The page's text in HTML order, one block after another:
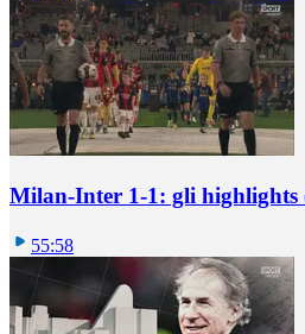
Milan-Inter 1-1: gli highlights
55:58